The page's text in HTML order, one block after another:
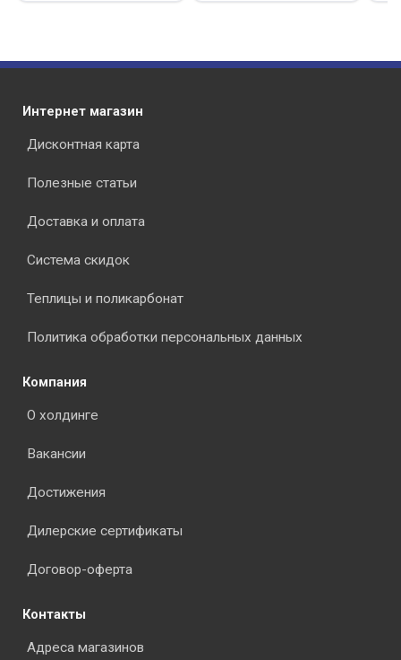
Интернет магазин
Дисконтная карта
Полезные статьи
Доставка и оплата
Система скидок
Теплицы и поликарбонат
Политика обработки персональных данных
Компания
О холдинге
Вакансии
Достижения
Дилерские сертификаты
Договор-оферта
Контакты
Адреса магазинов